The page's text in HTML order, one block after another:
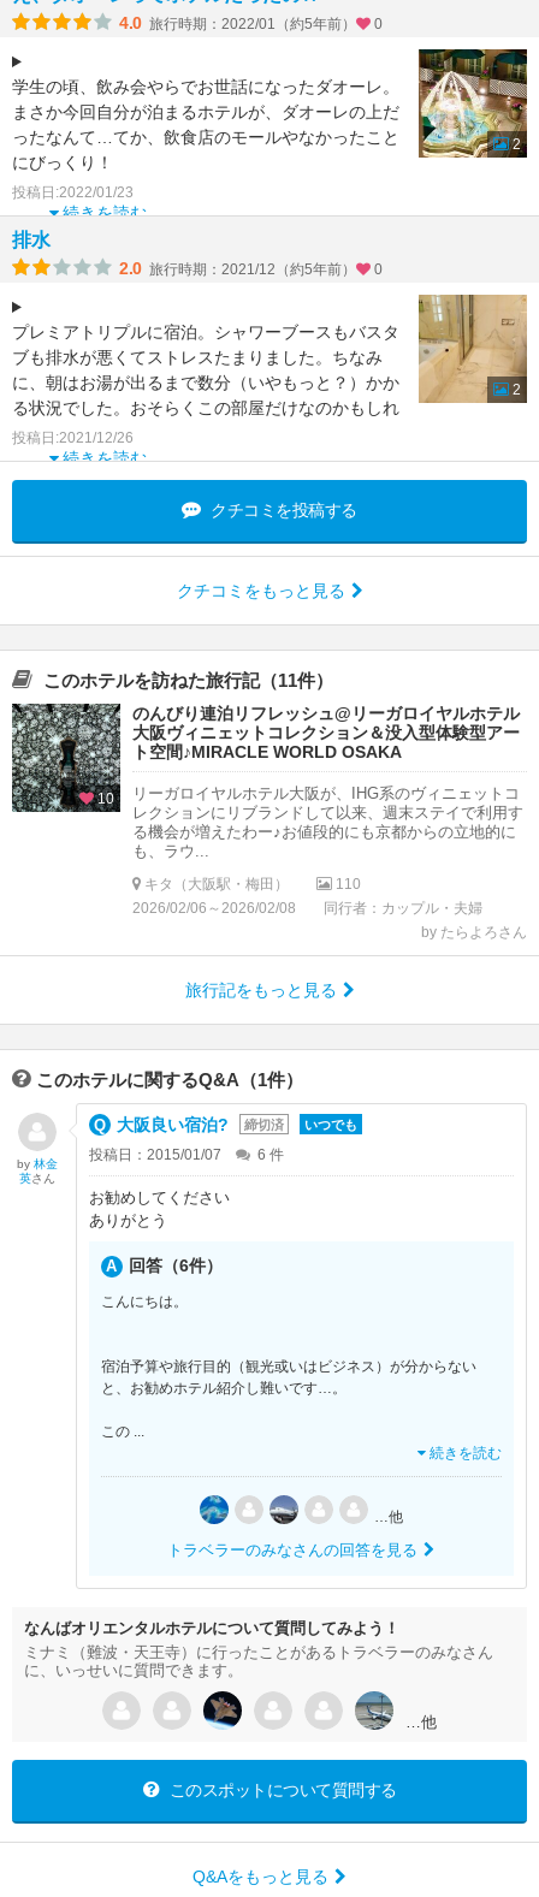
4.0 旅行時期：2022/01（約5年前） 0
学生の頃、飲み会やらでお世話になったダオーレ。
まさか今回自分が泊まるホテルが、ダオーレの上だ
ったなんて…てか、飲食店のモールやなかったこと
にびっくり！
4Ｆにパテオがあったり、遅い時間は客室
続きを読む
投稿日:2022/01/23
2
排水
2.0 旅行時期：2021/12（約5年前） 0
プレミアトリプルに宿泊。シャワーブースもバスタ
ブも排水が悪くてストレスたまりました。ちなみ
に、朝はお湯が出るまで数分（いやもっと？）かか
る状況でした。おそらくこの部屋だけなのかもしれ
ません。他は部屋も
続きを読む
投稿日:2021/12/26
2
クチコミを投稿する
クチコミをもっと見る
このホテルを訪ねた旅行記（11件）
10
のんびり連泊リフレッシュ@リーガロイヤルホテル
大阪ヴィニェットコレクション＆没入型体験型アー
ト空間♪MIRACLE WORLD OSAKA
リーガロイヤルホテル大阪が、IHG系のヴィニェットコ
レクションにリブランドして以来、週末ステイで利用す
る機会が増えたわー♪お値段的にも京都からの立地的に
も、ラウ...
キタ（大阪駅・梅田）
110
2026/02/06～2026/02/08
同行者：カップル・夫婦
by たらよろさん
旅行記をもっと見る
このホテルに関するQ&A（1件）
大阪良い宿泊? 締切済 いつでも
投稿日：2015/01/07 6 件
お勧めしてください
ありがとう
回答（6件）
こんにちは。
宿泊予算や旅行目的（観光或いはビジネス）が分からない
と、お勧めホテル紹介し難いです…。
この ...
続きを読む
…他
トラベラーのみなさんの回答を見る
by林金
英さん
なんばオリエンタルホテルについて質問してみよう！
ミナミ（難波・天王寺）に行ったことがあるトラベラーのみなさん
に、いっせいに質問できます。
…他
このスポットについて質問する
Q&Aをもっと見る